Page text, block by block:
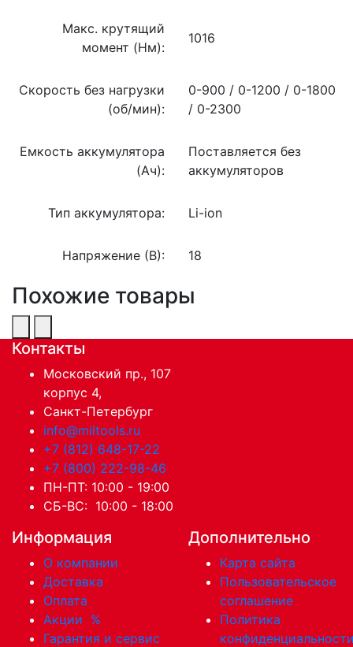
Макс. крутящий
момент (Нм):
1016
Скорость без нагрузки
(об/мин):
0-900 / 0-1200 / 0-1800
/ 0-2300
Емкость аккумулятора
(Ач):
Поставляется без
аккумуляторов
Тип аккумулятора: Li-ion
Напряжение (В): 18
Похожие товары
Контакты
Московский пр., 107
корпус 4,
Санкт-Петербург
info@miltools.ru
+7 (812) 648-17-22
+7 (800) 222-98-46
ПН-ПТ: 10:00 - 19:00
СБ-ВС: 10:00 - 18:00
Информация
О компании
Доставка
Оплата
Акции %
Гарантия и сервис
Дополнительно
Карта сайта
Пользовательское
соглашение
Политика